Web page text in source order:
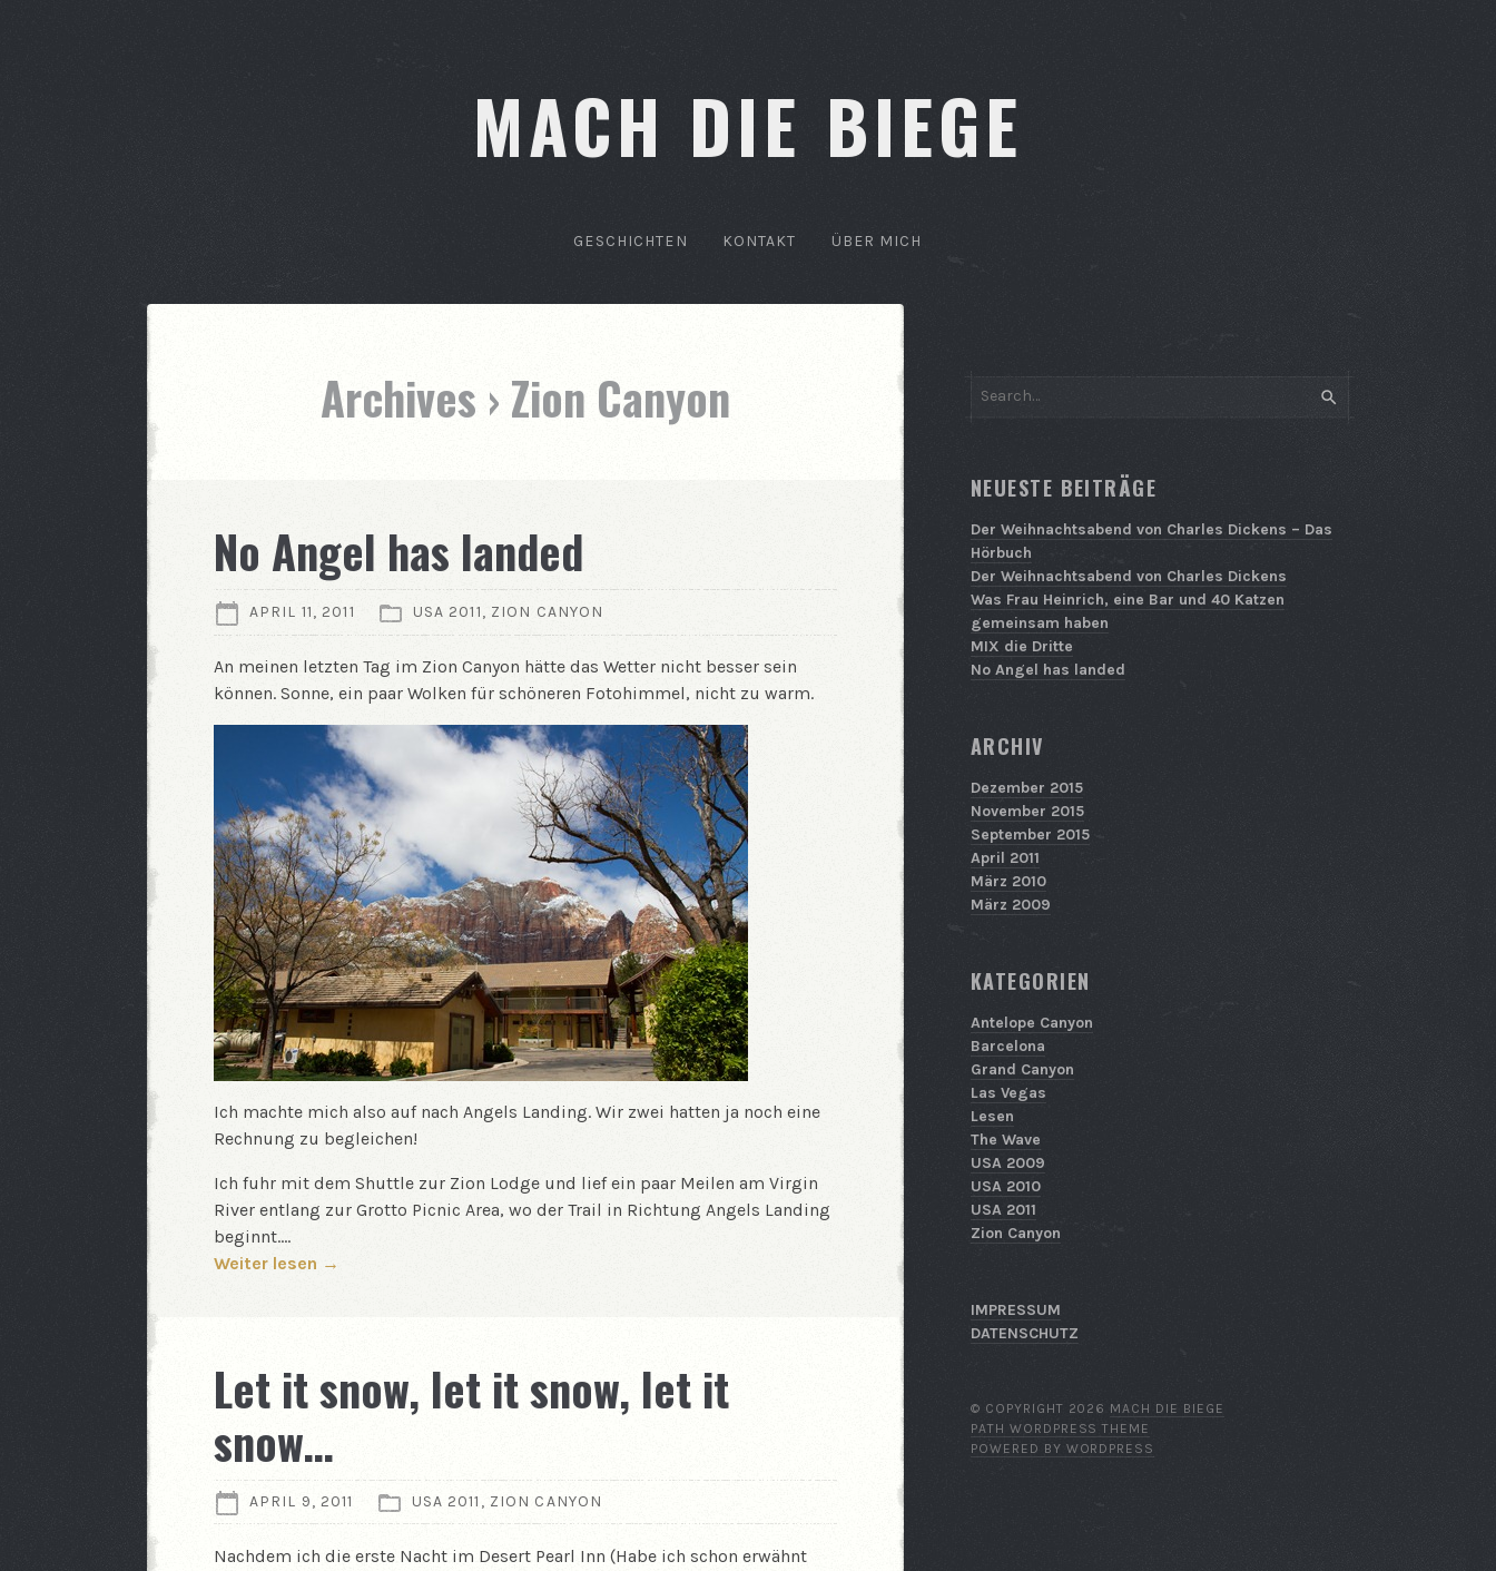
MACH DIE BIEGE
GESCHICHTEN KONTAKT ÜBER MICH
Archives › Zion Canyon
No Angel has landed
APRIL 11, 2011 USA 2011, ZION CANYON
An meinen letzten Tag im Zion Canyon hätte das Wetter nicht besser sein
können. Sonne, ein paar Wolken für schöneren Fotohimmel, nicht zu warm.
Ich machte mich also auf nach Angels Landing. Wir zwei hatten ja noch eine
Rechnung zu begleichen!
Ich fuhr mit dem Shuttle zur Zion Lodge und lief ein paar Meilen am Virgin
River entlang zur Grotto Picnic Area, wo der Trail in Richtung Angels Landing
beginnt.…
Weiter lesen →
Let it snow, let it snow, let it
snow…
APRIL 9, 2011 USA 2011 , ZION CANYON
Nachdem ich die erste Nacht im Desert Pearl Inn (Habe ich schon erwähnt
SEARCH
NEUESTE BEITRÄGE
Der Weihnachtsabend von Charles Dickens – Das
Hörbuch
Der Weihnachtsabend von Charles Dickens
Was Frau Heinrich, eine Bar und 40 Katzen
gemeinsam haben
MIX die Dritte
No Angel has landed
ARCHIV
Dezember 2015
November 2015
September 2015
April 2011
März 2010
März 2009
KATEGORIEN
Antelope Canyon
Barcelona
Grand Canyon
Las Vegas
Lesen
The Wave
USA 2009
USA 2010
USA 2011
Zion Canyon
IMPRESSUM
DATENSCHUTZ
© COPYRIGHT 2026 MACH DIE BIEGE
PATH WORDPRESS THEME
POWERED BY WORDPRESS